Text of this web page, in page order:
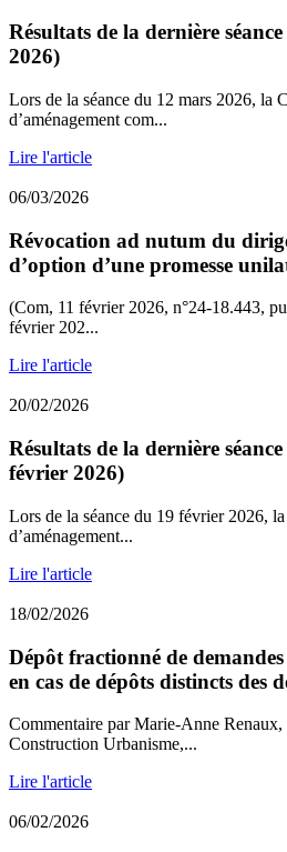
Résultats de la dernière
2026)
Lors de la séance du 12 mars 2026, la
d’aménagement com...
Lire l'article
06/03/2026
Révocation ad nutum du
d’option d’une promesse
(Com, 11 février 2026, n°24-18.443,
février 202...
Lire l'article
20/02/2026
Résultats de la dernière
février 2026)
Lors de la séance du 19 février 2026,
d’aménagement...
Lire l'article
18/02/2026
Dépôt fractionné de
en cas de dépôts distincts des
Commentaire par Marie-Anne Renaux,
Construction Urbanisme,...
Lire l'article
06/02/2026